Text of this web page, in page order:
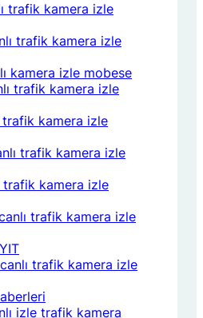
trafik kamera izle
trafik kamera izle
kamera izle mobese
trafik kamera izle
trafik kamera izle
trafik kamera izle
trafik kamera izle
trafik kamera izle
trafik kamera izle
izle trafik kamera